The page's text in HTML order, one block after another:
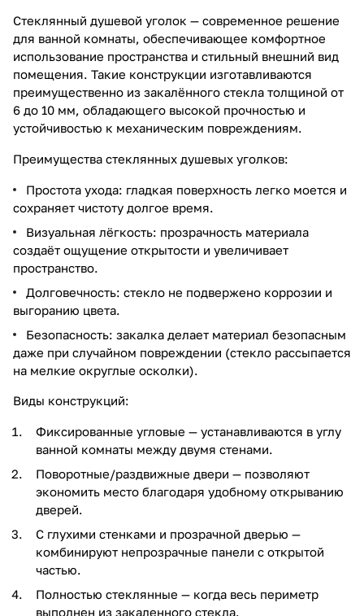
Стеклянный душевой уголок — современное решение
для ванной комнаты, обеспечивающее комфортное
использование пространства и стильный внешний вид
помещения. Такие конструкции изготавливаются
преимущественно из закалённого стекла толщиной от
6 до 10 мм, обладающего высокой прочностью и
устойчивостью к механическим повреждениям.
Преимущества стеклянных душевых уголков:
Простота ухода: гладкая поверхность легко моется и
сохраняет чистоту долгое время.
Визуальная лёгкость: прозрачность материала
создаёт ощущение открытости и увеличивает
пространство.
Долговечность: стекло не подвержено коррозии и
выгоранию цвета.
Безопасность: закалка делает материал безопасным
даже при случайном повреждении (стекло рассыпается
на мелкие округлые осколки).
Виды конструкций:
Фиксированные угловые — устанавливаются в углу
ванной комнаты между двумя стенами.
Поворотные/раздвижные двери — позволяют
экономить место благодаря удобному открыванию
дверей.
С глухими стенками и прозрачной дверью —
комбинируют непрозрачные панели с открытой
частью.
Полностью стеклянные — когда весь периметр
выполнен из закаленного стекла.